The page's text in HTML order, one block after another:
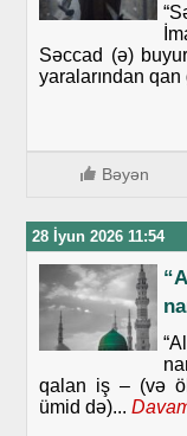
Səccad (ə)
yaralarından
Bəyən
28 İyun 2026 11:54
qalan iş – (və
ümid də)...